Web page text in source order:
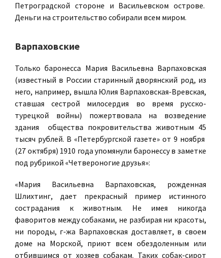
Петроградской стороне и Васильевском острове.
Деньги на строительство собирали всем миром.
Варпаховские
Только баронесса Мария Васильевна Варпаховская
(известный в России старинный дворянский род, из
него, например, вышла Юлия Варпаховская-Вревская,
ставшая сестрой милосердия во время русско-
турецкой войны) пожертвовала на возведение
здания общества покровительства животным 45
тысяч рублей. В «Петербургской газете» от 9 ноября
(27 октября) 1910 года упомянули баронессу в заметке
под рубрикой «Четвероногие друзья»:
«Мария Васильевна Варпаховская, рожденная
Шлихтинг, дает прекрасный пример истинного
сострадания к животным. Не имея никогда
фаворитов между собаками, не разбирая ни красоты,
ни породы, г-жа Варпаховская доставляет, в своем
доме на Морской, приют всем обездоленным или
отбившимся от хозяев собакам. Таких собак-сирот